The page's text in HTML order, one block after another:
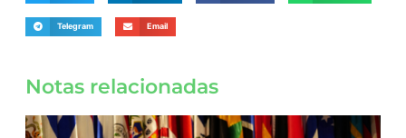
Telegram Email
Notas relacionadas